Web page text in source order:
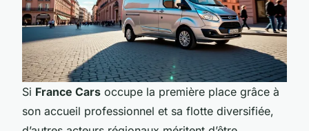
Si France Cars occupe la première place grâce à
son accueil professionnel et sa flotte diversifiée,